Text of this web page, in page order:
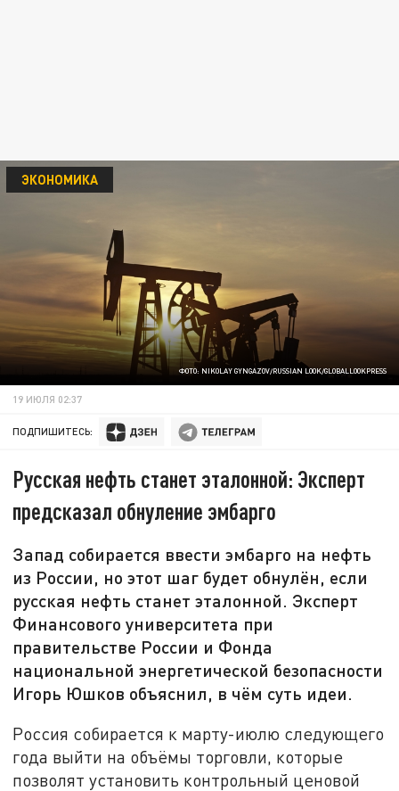
ФОТО: NIKOLAY GYNGAZOV/RUSSIAN LOOK/GLOBALLOOKPRESS
ЭКОНОМИКА
19 ИЮЛЯ 02:37
ПОДПИШИТЕСЬ:
Русская нефть станет эталонной: Эксперт
предсказал обнуление эмбарго
Запад собирается ввести эмбарго на нефть
из России, но этот шаг будет обнулён, если
русская нефть станет эталонной. Эксперт
Финансового университета при
правительстве России и Фонда
национальной энергетической безопасности
Игорь Юшков объяснил, в чём суть идеи.
Россия собирается к марту-июлю следующего
года выйти на объёмы торговли, которые
позволят установить контрольный ценовой